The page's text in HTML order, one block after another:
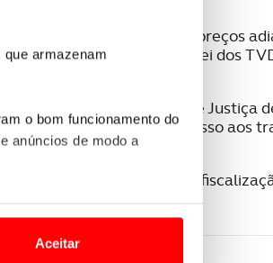
armazenam
o bom funcionamento do
anúncios de modo a
Aceitar
Táxis. Novos preços
30 dias após lei dos
Provedoria de Justiça
falhas no acesso aos
GNR reforça